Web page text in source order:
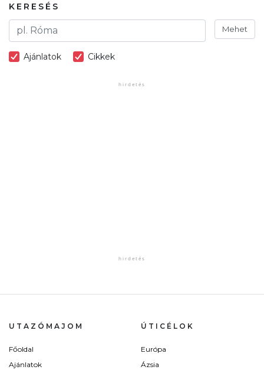
KERESÉS
Mehet
Ajánlatok Cikkek
UTAZÓMAJOM
Főoldal
Ajánlatok
ÚTICÉLOK
Európa
Ázsia